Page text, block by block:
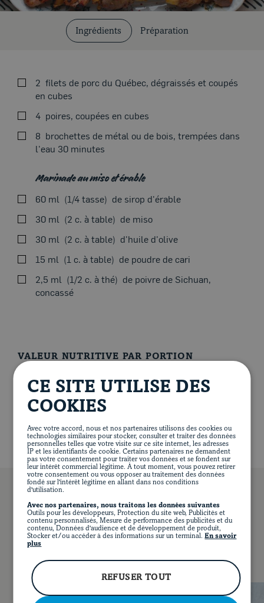
EN
FACEBOOKINSTAGRAMPINTEREST
Ingrédients Préparation
2 filets de porc du Québec, dégraissés et coupés
en cubes
4 poires, coupées en cubes
8 brochettes de métal ou de bois, trempées dans
l'eau 30 minutes
Marinade au miso et érable
60 ml 1/4 tasse de sirop d'érable
30 ml
2 c. à table de miso
30 ml
2 c. à table d'huile d'olive
15 ml
1 c. à table de poudre de cari
2,5 ml
1/2 c. à thé de poivre de Sichuan,
concassé
Dans un bol, mélanger tous les ingrédients de la
marinade. Réserver.
Ajouter la viande dans la marinade miso. Laisser
grille.
Enfiler la viande sur les brochettes en alternance avec
les poires. Huiler la viande.
VALEUR NUTRITIVE PAR PORTION
374 calories 37 g de protéines
10 g de lipides
34 g de glucides
5 g de fibres
23 g de sucre
336 mg de sodium
VOUS POURRIEZ AUSSI AIMER…
CE SITE UTILISE DES
COOKIES
Avec votre accord, nous et nos partenaires utilisons des cookies ou
technologies similaires pour stocker, consulter et traiter des données
personnelles telles que votre visite sur ce site internet, les adresses
IP et les identifiants de cookie. Certains partenaires ne demandent
pas votre consentement pour traiter vos données et se fondent sur
leur intérêt commercial légitime. À tout moment, vous pouvez retirer
votre consentement ou vous opposer au traitement des données
fondé sur l'intérêt légitime en allant dans nos conditions
d'utilisation.
Avec nos partenaires, nous traitons les données suivantes
Outils pour les développeurs, Protection du site web, Publicités et
contenu personnalisés, Mesure de performance des publicités et du
contenu, Données d'audience et de développement de produit,
Stocker et/ou accéder à des informations sur un terminal. En savoir
plus
REFUSER TOUT